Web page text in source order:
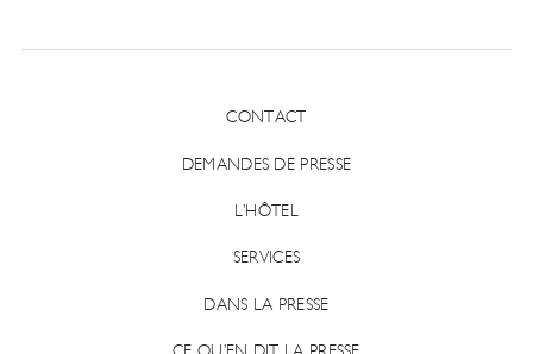
CONTACT
DEMANDES DE PRESSE
L’HÔTEL
SERVICES
DANS LA PRESSE